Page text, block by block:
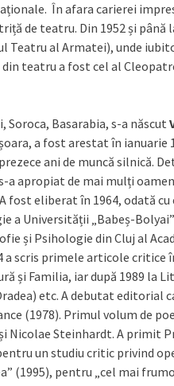
În afara carierei
de teatru. Din 1952 și până
al Armatei), unde
teatru a fost cel al
Soroca, Basarabia, s-a născut
a fost arestat în
ani de muncă silnică.
a apropiat de mai mulți
fost eliberat în 1964, odată
a Universității „Babeș-
și Psihologie din Cluj al
a scris primele articole critice
și Familia, iar după 1989 la
etc. A debutat editorial
(1978). Primul volum de
Nicolae Steinhardt. A primit
un studiu critic privind
(1995), pentru „cel mai